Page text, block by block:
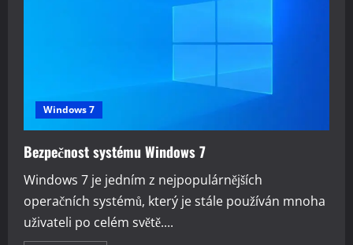
Windows 7
Bezpečnost systému Windows 7
Windows 7 je jedním z nejpopulárnějších
operačních systémů, který je stále používán mnoha
uživateli po celém světě....